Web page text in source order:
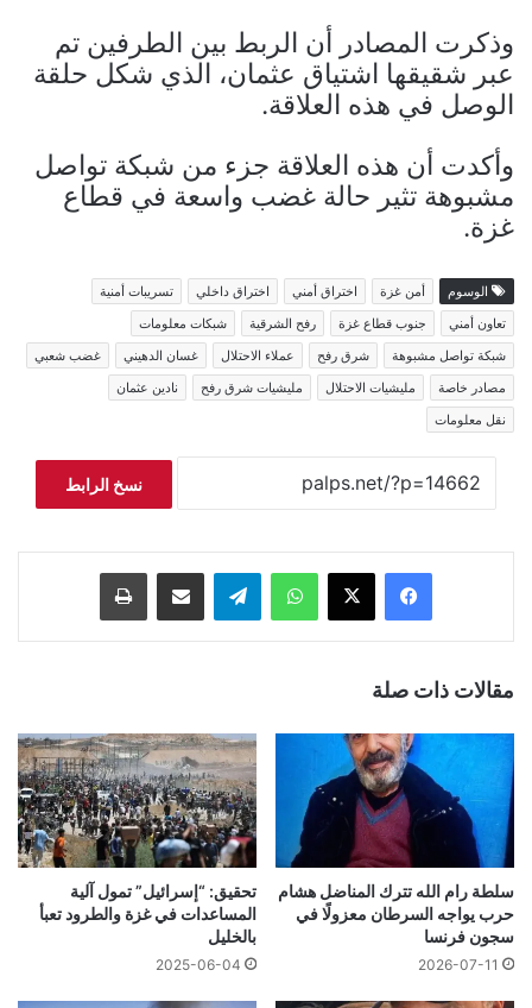
وذكرت المصادر أن الربط بين الطرفين تم
عبر شقيقها اشتياق عثمان، الذي شكل حلقة
الوصل في هذه العلاقة.
وأكدت أن هذه العلاقة جزء من شبكة تواصل
مشبوهة تثير حالة غضب واسعة في قطاع
غزة.
الوسوم أمن غزة اختراق أمني اختراق داخلي
تسريبات أمنية
تعاون أمني
جنوب قطاع غزة رفح الشرقية
شبكات معلومات
شبكة تواصل مشبوهة
شرق رفح عملاء الاحتلال غسان الدهيني
غضب شعبي
مصادر خاصة
مليشيات الاحتلال مليشيات شرق رفح
نادين عثمان
نقل معلومات
نسخ الرابط
فيسبوك ‫X واتساب تيلقرام مشاركة عبر البريد طباعة
مقالات ذات صلة
سلطة رام الله تترك المناضل هشام
حرب يواجه السرطان معزولًا في
سجون فرنسا
2026-07-11
تحقيق: “إسرائيل” تمول آلية
المساعدات في غزة والطرود تعبأ
بالخليل
2025-06-04